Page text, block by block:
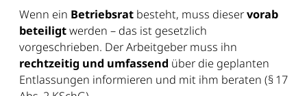
Wenn ein Betriebsrat besteht, muss dieservorab
beteiligtwerden – das ist gesetzlich
vorgeschrieben. Der Arbeitgeber muss ihn
rechtzeitig und umfassend über die geplanten
Entlassungen informieren und mit ihm beraten (§ 17